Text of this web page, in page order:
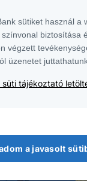
sütiket használ a
biztosítása
végzett
üzenetet
süti tájékoztató
a javasolt